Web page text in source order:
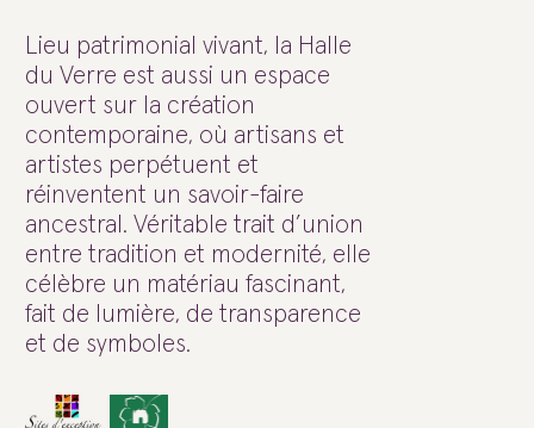
Lieu patrimonial vivant, la Halle
du Verre est aussi un espace
ouvert sur la création
contemporaine, où artisans et
artistes perpétuent et
réinventent un savoir-faire
ancestral. Véritable trait d’union
entre tradition et modernité, elle
célèbre un matériau fascinant,
fait de lumière, de transparence
et de symboles.